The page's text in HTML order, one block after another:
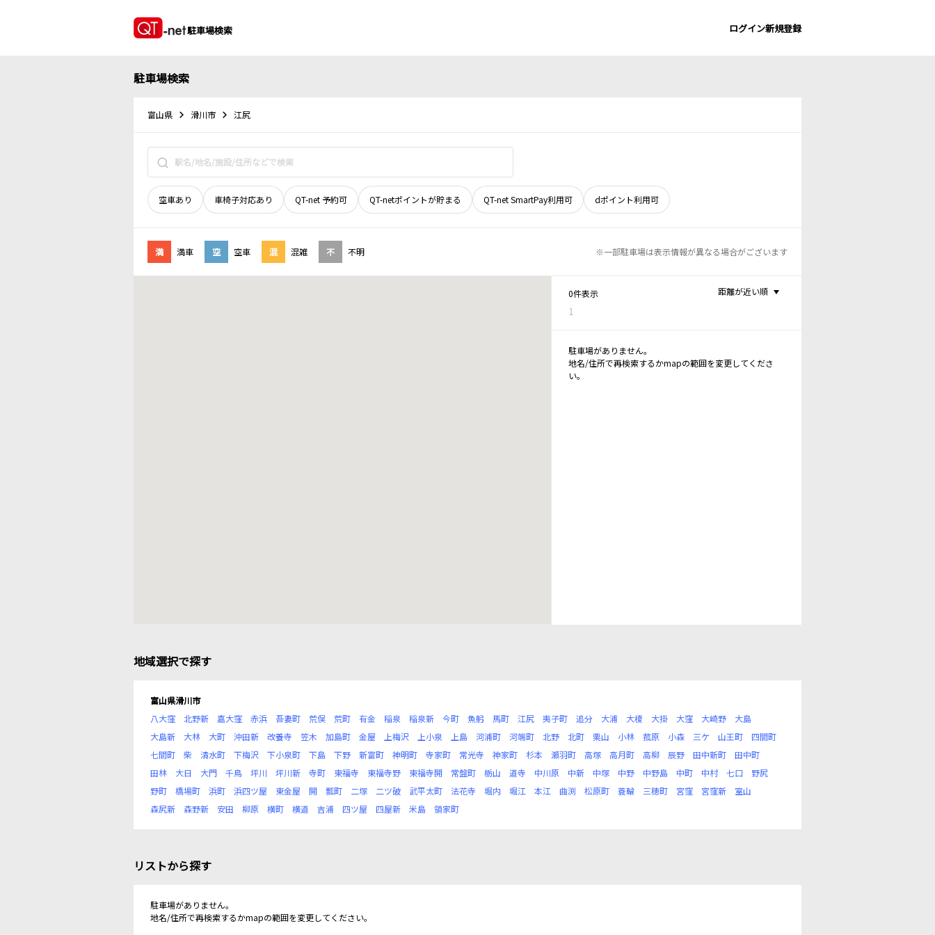
駐車場検索 ログイン新規登録
駐車場検索
富山県 滑川市 江尻
空車あり 車椅子対応あり QT-net 予約可 QT-netポイントが貯まる QT-net SmartPay利用可 dポイント利用可
満 満車 空 空車 混 混雑 不 不明 ※一部駐車場は表示情報が異なる場合がございます
0件表示
1
距離が近い順
駐車場がありません。
地名/住所で再検索するかmapの範囲を変更してくださ
い。
地域選択で探す
富山県滑川市
八大窪
北野新 嘉大窪 赤浜 吾妻町 荒俣 荒町 有金 稲泉 稲泉新 今町 魚躬 馬町 江尻 夷子町 追分 大浦 大榎 大掛 大窪 大崎野
大島
大島新
大林 大町 沖田新 改養寺 笠木 加島町 金屋 上梅沢 上小泉 上島 河浦町 河端町 北野 北町 栗山 小林 菰原 小森 三ケ 山王町
四間町
七間町
柴 清水町 下梅沢 下小泉町 下島 下野 新富町 神明町 寺家町 常光寺 神家町 杉本 瀬羽町 高塚 高月町 高柳 辰野 田中新町
田中町
田林
大日 大門 千鳥 坪川 坪川新 寺町 東福寺 東福寺野 東福寺開 常盤町 栃山 道寺 中川原 中新 中塚 中野 中野島 中町 中村 七口
野尻
野町
橋場町 浜町 浜四ツ屋 東金屋 開 瓢町 二塚 二ツ破 武平太町 法花寺 堀内 堀江 本江 曲渕 松原町 蓑輪 三穂町 宮窪 宮窪新
室山
森尻新
森野新 安田 柳原 横町 横道 吉浦 四ツ屋 四屋新 米島 領家町
リストから探す
駐車場がありません。
地名/住所で再検索するかmapの範囲を変更してください。